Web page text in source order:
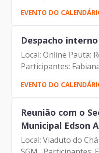
(Assessor da
Inteligência de
(Diretor de
EVENTO DO
Despacho interno
Local: Online Pauta:
Participantes:
substituta de
Pessoas ) Francisco
(Diretor- Presidente)
EVENTO DO
Reunião com o
Municipal Edson
Local: Viaduto do